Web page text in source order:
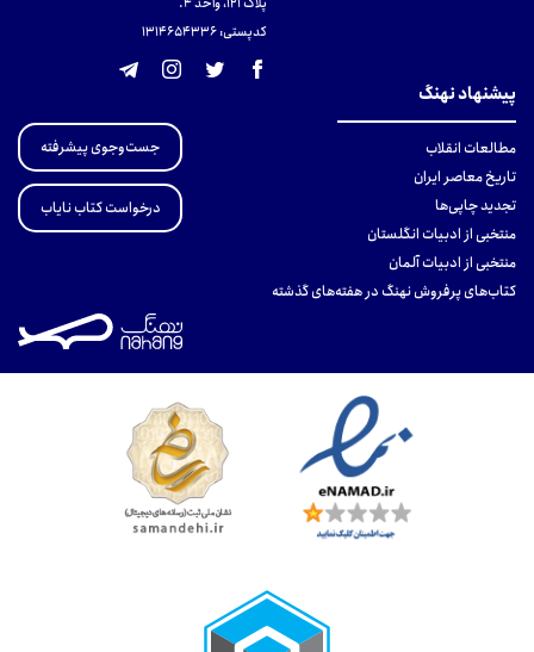
کدپستی: 131465433۶
پیشنهاد نهنگ
مطالعات انقلاب
تاریخ معاصر ایران
تجدید چاپی‌ها
منتخبی از ادبیات انگلستان
منتخبی از ادبیات آلمان
کتاب‌های پرفروش نهنگ در هفته‌های گذشته
جست‌وجوی پیشرفته
درخواست کتاب نایاب